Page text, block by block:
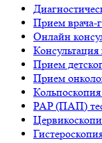
Прием врача-
Онлайн
Прием
Прием
PAP (ПАП)